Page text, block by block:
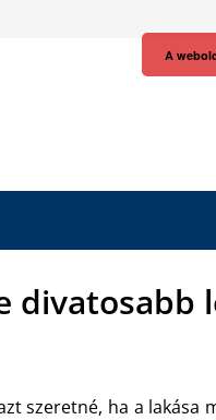
divatosabb
szeretné, ha a lakása
A